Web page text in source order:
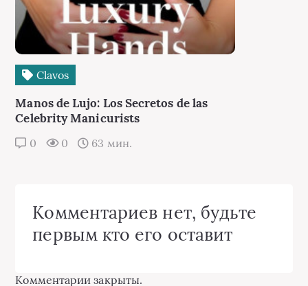
Сlavos
Manos de Lujo: Los Secretos de las
Celebrity Manicurists
0 0 63 мин.
Комментариев нет, будьте
первым кто его оставит
Комментарии закрыты.